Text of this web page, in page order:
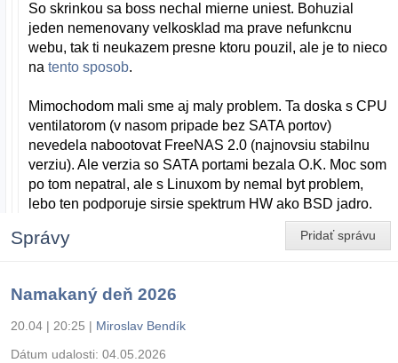
So skrinkou sa boss nechal mierne uniest. Bohuzial
jeden nemenovany velkosklad ma prave nefunkcnu
webu, tak ti neukazem presne ktoru pouzil, ale je to nieco
natento sposob.
Mimochodom mali sme aj maly problem. Ta doska s CPU
ventilatorom (v nasom pripade bez SATA portov)
nevedela nabootovat FreeNAS 2.0 (najnovsiu stabilnu
verziu). Ale verzia so SATA portami bezala O.K. Moc som
po tom nepatral, ale s Linuxom by nemal byt problem,
lebo ten podporuje sirsie spektrum HW ako BSD jadro.
Pridať správu
Správy
Namakaný deň 2026
20.04 | 20:25 | Miroslav Bendík
Dátum udalosti: 04.05.2026